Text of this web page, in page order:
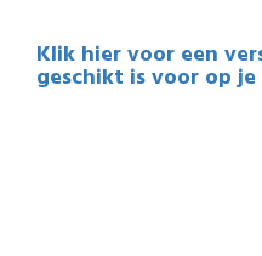
Klik hier voor een
geschikt is voor op